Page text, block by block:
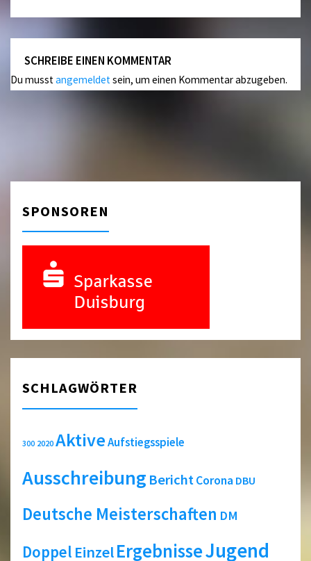
SCHREIBE EINEN KOMMENTAR
Du musstangemeldetsein, um einen Kommentar abzugeben.
SPONSOREN
SCHLAGWÖRTER
300 2020 AktiveAufstiegsspiele
Ausschreibung BerichtCorona DBU
Deutsche Meisterschaften DM
Doppel EinzelErgebnisseJugend